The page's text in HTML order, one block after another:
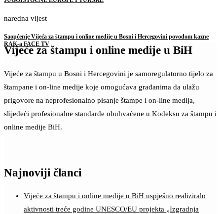
naredna vijest
Saopćenje Vijeća za štampu i online medije u Bosni i Hercegovini povodom kazne
RAK-a FACE TV
Vijeće za štampu i online medije u BiH
Vijeće za štampu u Bosni i Hercegovini je samoregulatorno tijelo za
štampane i on-line medije koje omogućava građanima da ulažu
prigovore na neprofesionalno pisanje štampe i on-line medija,
slijedeći profesionalne standarde obuhvaćene u Kodeksu za štampu i
online medije BiH.
Najnoviji članci
Vijeće za štampu i online medije u BiH uspješno realiziralo
aktivnosti treće godine UNESCO/EU projekta „Izgradnja